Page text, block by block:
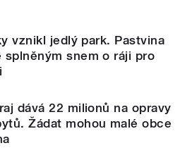
vznikl jedlý park. Pastvina
splněným snem o ráji pro
dává 22 milionů na opravy
Žádat mohou malé obce